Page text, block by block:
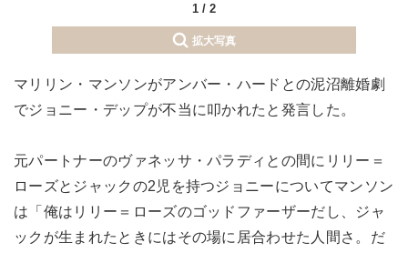
1 / 2
拡大写真
マリリン・マンソンがアンバー・ハードとの泥沼離婚劇
でジョニー・デップが不当に叩かれたと発言した。
元パートナーのヴァネッサ・パラディとの間にリリー＝
ローズとジャックの2児を持つジョニーについてマンソン
は「俺はリリー＝ローズのゴッドファーザーだし、ジャ
ックが生まれたときにはその場に居合わせた人間さ。だ